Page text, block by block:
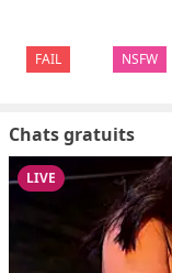
FAIL NSFW
Chats gratuits